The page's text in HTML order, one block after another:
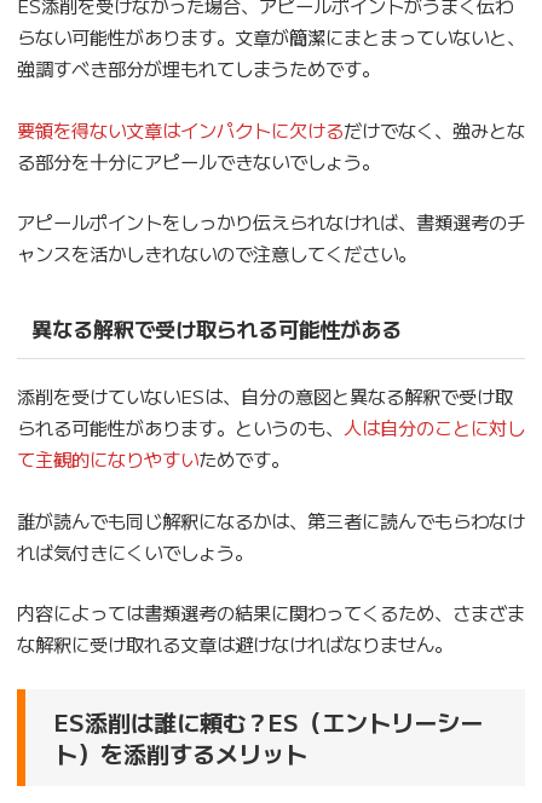
らない可能性があります。文章が簡潔にまとまっていないと、
強調すべき部分が埋もれてしまうためです。
要領を得ない文章はインパクトに欠けるだけでなく、強みとな
る部分を十分にアピールできないでしょう。
アピールポイントをしっかり伝えられなければ、書類選考のチ
ャンスを活かしきれないので注意してください。
異なる解釈で受け取られる可能性がある
添削を受けていないESは、自分の意図と異なる解釈で受け取
られる可能性があります。というのも、 人は自分のことに対し
て主観的になりやすいためです。
誰が読んでも同じ解釈になるかは、第三者に読んでもらわなけ
れば気付きにくいでしょう。
内容によっては書類選考の結果に関わってくるため、さまざま
な解釈に受け取れる文章は避けなければなりません。
ES添削は誰に頼む？ES（エントリーシー
ト）を添削するメリット